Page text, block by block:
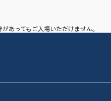
あってもご入場いただけません。